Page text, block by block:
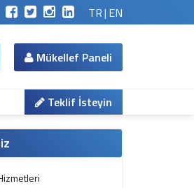
TR| EN
Mükellef Paneli
Teklif İsteyin